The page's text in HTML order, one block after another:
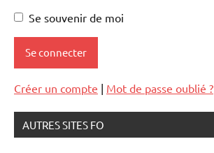
Se souvenir de moi
Créer un compte | Mot de passe oublié ?
AUTRES SITES FO